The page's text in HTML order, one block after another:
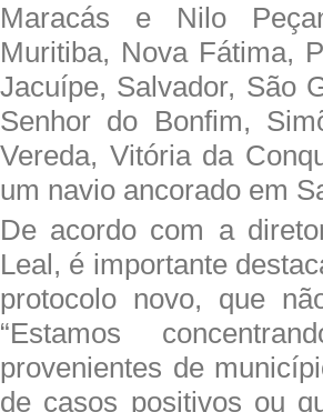
Maracás e Nilo
Muritiba, Nova Fátima,
Jacuípe, Salvador, São
Senhor do Bonfim,
Vereda, Vitória da
um navio ancorado em
De acordo com a
Leal, é importante
protocolo novo, que
“Estamos
provenientes de
de casos positivos ou